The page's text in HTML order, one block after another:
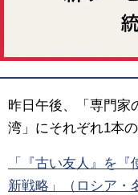
昨日午後、「専門家
湾」にそれぞれ1本
「『古い友人』を
新戦略」（ロシア・